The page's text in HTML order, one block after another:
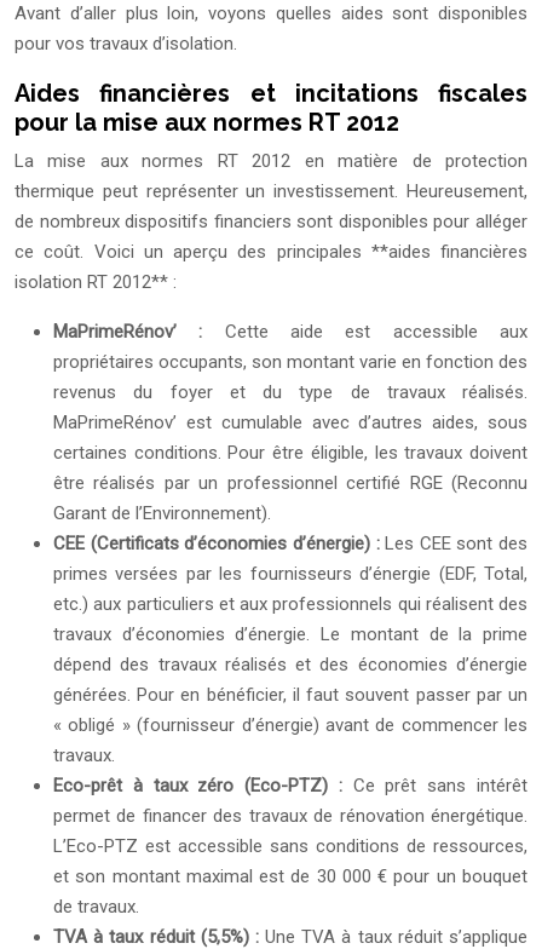
Avant d’aller plus loin, voyons quelles aides sont disponibles
pour vos travaux d’isolation.
Aides financières et incitations fiscales
pour la mise aux normes RT 2012
La mise aux normes RT 2012 en matière de protection
thermique peut représenter un investissement. Heureusement,
de nombreux dispositifs financiers sont disponibles pour alléger
ce coût. Voici un aperçu des principales **aides financières
isolation RT 2012** :
MaPrimeRénov’ : Cette aide est accessible aux
propriétaires occupants, son montant varie en fonction des
revenus du foyer et du type de travaux réalisés.
MaPrimeRénov’ est cumulable avec d’autres aides, sous
certaines conditions. Pour être éligible, les travaux doivent
être réalisés par un professionnel certifié RGE (Reconnu
Garant de l’Environnement).
CEE (Certificats d’économies d’énergie) :Les CEE sont des
primes versées par les fournisseurs d’énergie (EDF, Total,
etc.) aux particuliers et aux professionnels qui réalisent des
travaux d’économies d’énergie. Le montant de la prime
dépend des travaux réalisés et des économies d’énergie
générées. Pour en bénéficier, il faut souvent passer par un
« obligé » (fournisseur d’énergie) avant de commencer les
travaux.
Eco-prêt à taux zéro (Eco-PTZ) : Ce prêt sans intérêt
permet de financer des travaux de rénovation énergétique.
L’Eco-PTZ est accessible sans conditions de ressources,
et son montant maximal est de 30 000 € pour un bouquet
de travaux.
TVA à taux réduit (5,5%) :Une TVA à taux réduit s’applique